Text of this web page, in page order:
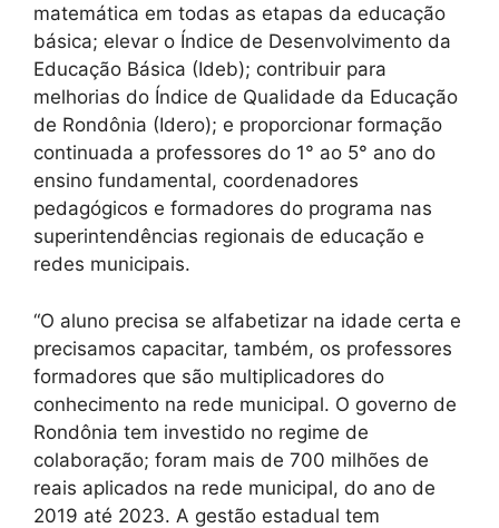
matemática em todas as etapas da educação
básica; elevar o Índice de Desenvolvimento da
Educação Básica (Ideb); contribuir para
melhorias do Índice de Qualidade da Educação
de Rondônia (Idero); e proporcionar formação
continuada a professores do 1° ao 5° ano do
ensino fundamental, coordenadores
pedagógicos e formadores do programa nas
superintendências regionais de educação e
redes municipais.
“O aluno precisa se alfabetizar na idade certa e
precisamos capacitar, também, os professores
formadores que são multiplicadores do
conhecimento na rede municipal. O governo de
Rondônia tem investido no regime de
colaboração; foram mais de 700 milhões de
reais aplicados na rede municipal, do ano de
2019 até 2023. A gestão estadual tem